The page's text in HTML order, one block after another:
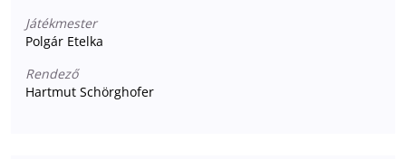
Játékmester
Polgár Etelka
Rendező
Hartmut Schörghofer